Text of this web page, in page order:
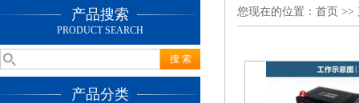
产品搜索
PRODUCT SEARCH
产品分类
您现在的位置： 首页 >>